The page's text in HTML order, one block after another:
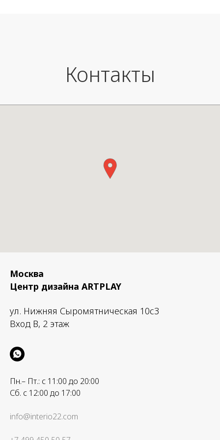
Контакты
Москва
Центр дизайна ARTPLAY
ул. Нижняя Сыромятническая 10с3
Вход B, 2 этаж
Пн.– Пт.: с 11:00 до 20:00
Сб. с 12:00 до 17:00
info@interio22.com